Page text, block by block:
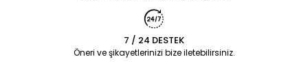
7 / 24 DESTEK
Öneri ve şikayetlerinizi bize iletebilirsiniz.